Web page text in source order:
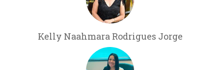
Kelly Naahmara Rodrigues Jorge